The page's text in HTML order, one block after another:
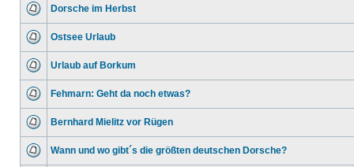
Dorsche im Herbst
Ostsee Urlaub
Urlaub auf Borkum
Fehmarn: Geht da noch etwas?
Bernhard Mielitz vor Rügen
Wann und wo gibt´s die größten deutschen Dorsche?